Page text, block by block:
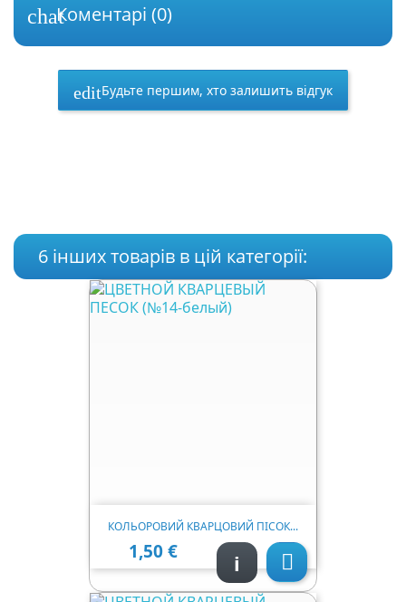
chatКоментарі (0)
editБудьте першим, хто залишить відгук
6 інших товарів в цій категорії:
КОЛЬОРОВИЙ КВАРЦОВИЙ ПІСОК...
Ціна
1,50 € 
i